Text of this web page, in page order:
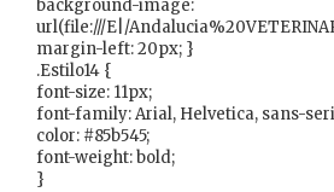
background-image:
url(file:///E|/
margin-left: 20px; }
.Estilo14 {
font-size: 11px;
font-family: Arial, Helvetica, sans-
color: #85b545;
font-weight: bold;
}